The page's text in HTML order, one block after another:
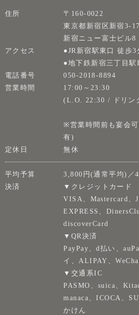
住所
〒160-0022
東京都新宿区新宿3-
新宿ニュー富士ビル8
アクセス
●JR新宿駅東口 徒歩3
●地下鉄新宿三丁目
電話番号
050-2018-8894
営業時間
17:00～23:30
(L.O. 22:30 / ドリン
※営業時間前も宴会
有)
定休日
無休
平均予算
3,800円(通常平均)／
決済
▼クレジットカード
VISA、Mastercard、
EXPRESS、
discoverCard
▼QR決済
PayPay、d払い、
イ、ALIPAY、
▼交通系IC
PASMO、suica、
manaca、ICOCA、
かけん